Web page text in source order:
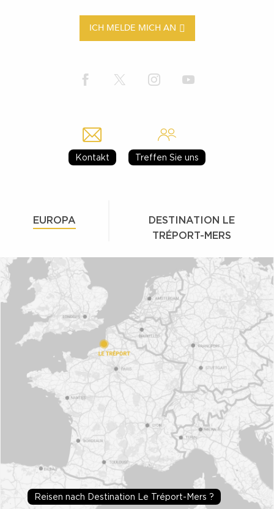
ICH MELDE MICH AN
Kontakt Treffen Sie uns
EUROPA
DESTINATION LE
TRÉPORT-MERS
Reisen nach Destination Le Tréport-Mers ?